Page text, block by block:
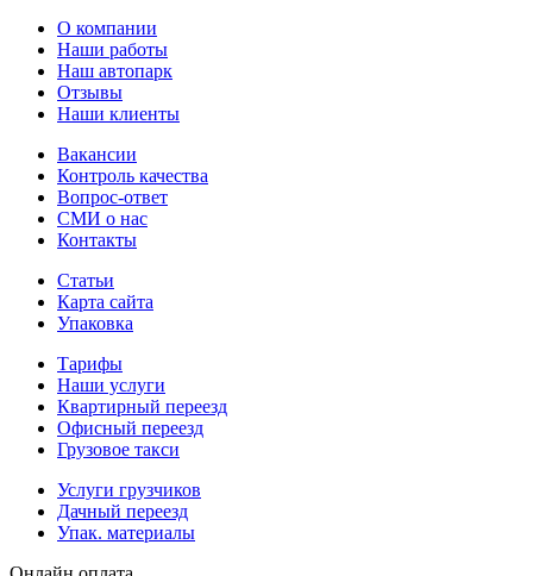
О компании
Наши работы
Наш автопарк
Отзывы
Наши клиенты
Вакансии
Контроль качества
Вопрос-ответ
СМИ о нас
Контакты
Статьи
Карта сайта
Упаковка
Тарифы
Наши услуги
Квартирный переезд
Офисный переезд
Грузовое такси
Услуги грузчиков
Дачный переезд
Упак. материалы